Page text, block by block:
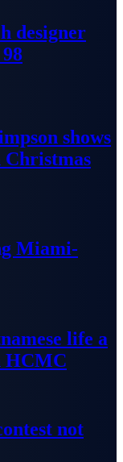
designer
shows
Christmas
Miami-
life a
HCMC
not